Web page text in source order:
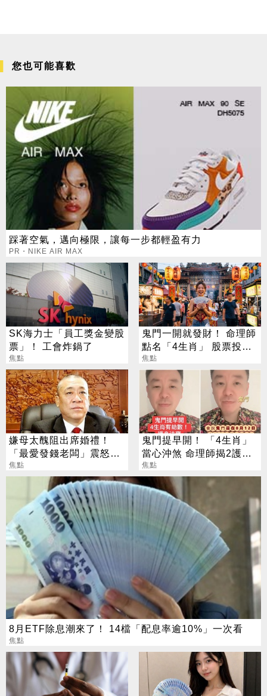
您也可能喜歡
踩著空氣，邁向極限，讓每一步都輕盈有力
PR・NIKE AIR MAX
SK海力士「員工獎金變股
票」！ 工會炸鍋了
焦點
鬼門一開就發財！ 命理師
點名「4生肖」 股票投資
大翻身
焦點
嫌母太醜阻出席婚禮！
「最愛發錢老闆」震怒開
除：我看不起你
焦點
鬼門提早開！ 「4生肖」
當心沖煞 命理師揭2護身
法寶
焦點
8月ETF除息潮來了！ 14檔「配息率逾10%」一次看
焦點